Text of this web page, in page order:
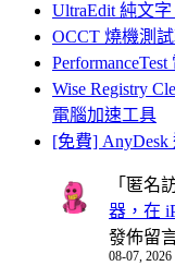
UltraEdit 純文
OCCT 燒機測
Wise Registry
電腦加速工具
[免費] AnyDesk
「 匿名
器，在
發佈留
08-07, 2026